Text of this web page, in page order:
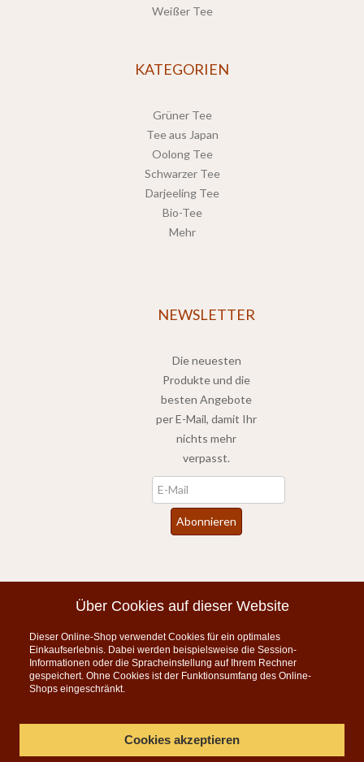
Weißer Tee
KATEGORIEN
Grüner Tee
Tee aus Japan
Oolong Tee
Schwarzer Tee
Darjeeling Tee
Bio-Tee
Mehr
NEWSLETTER
Die neuesten
Produkte und die
besten Angebote
per E-Mail, damit Ihr
nichts mehr
verpasst.
Abonnieren
Instagram
KONTAKT
Über Cookies auf dieser Website
Dieser Online-Shop verwendet Cookies für ein optimales
Einkaufserlebnis. Dabei werden beispielsweise die Session-
Informationen oder die Spracheinstellung auf Ihrem Rechner
gespeichert. Ohne Cookies ist der Funktionsumfang des Online-
Shops eingeschränkt.
Cookies akzeptieren